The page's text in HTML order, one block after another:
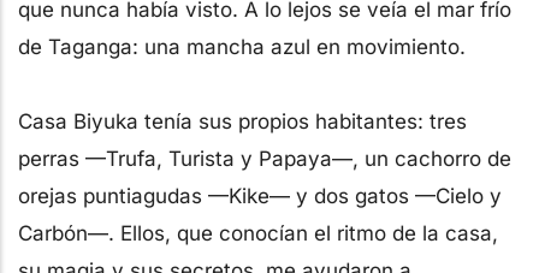
que nunca había visto. A lo lejos se veía el mar frío
de Taganga: una mancha azul en movimiento.
Casa Biyuka tenía sus propios habitantes: tres
perras —Trufa, Turista y Papaya—, un cachorro de
orejas puntiagudas —Kike— y dos gatos —Cielo y
Carbón—. Ellos, que conocían el ritmo de la casa,